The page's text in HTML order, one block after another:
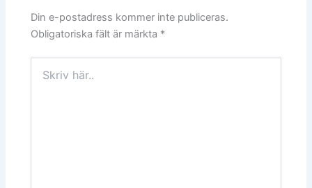
Din e-postadress kommer inte publiceras.
Obligatoriska fält är märkta *
här..